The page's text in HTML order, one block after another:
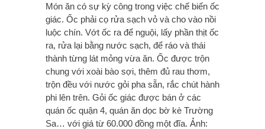
Món ăn có sự kỳ công trong việc chế biến ốc
giác. Ốc phải cọ rửa sạch vỏ và cho vào nồi
luộc chín. Vớt ốc ra để nguội, lấy phần thịt ốc
ra, rửa lại bằng nước sạch, để ráo và thái
thành từng lát mỏng vừa ăn. Ốc được trộn
chung với xoài bào sợi, thêm đủ rau thơm,
trộn đều với nước gỏi pha sẵn, rắc chút hành
phi lên trên. Gỏi ốc giác được bán ở các
quán ốc quận 4, quán ăn dọc bờ kè Trường
Sa… với giá từ 60.000 đồng một đĩa. Ảnh: